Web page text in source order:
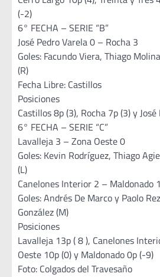
(-2)
6° FECHA – SERIE “B”
José Pedro Varela 0 – Rocha 3
Goles: Facundo Viera, Thiago
(R)
Fecha Libre: Castillos
Posiciones
Castillos 8p (3), Rocha 7p (3) y
6° FECHA – SERIE “C”
Lavalleja 3 – Zona Oeste 0
Goles: Kevin Rodríguez, Thiago
(L)
Canelones Interior 2 – Maldonado 1
Goles: Andrés De Marco y Paolo
González (M)
Posiciones
Lavalleja 13p ( 8 ), Canelones
Oeste 10p (0) y Maldonado 0p (-9)
Foto: Colgados del Travesaño